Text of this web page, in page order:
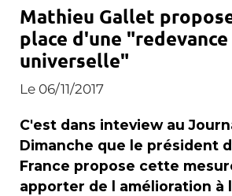
Mathieu Gallet
place d'une "redevance
universelle"
Le 06/11/2017
C'est dans inteview au
Dimanche que le président
France propose cette
apporter de l amélioration à